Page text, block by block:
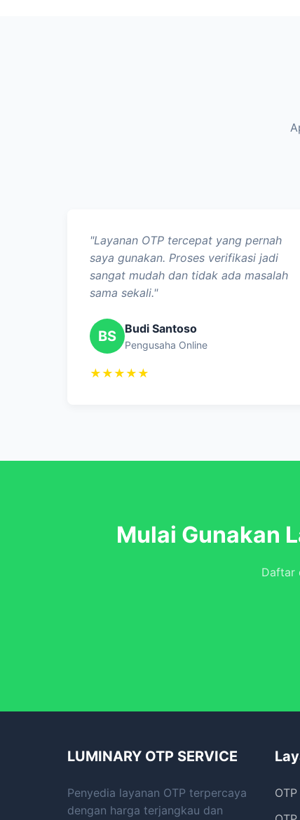
"Layanan OTP tercepat yang pernah
saya gunakan. Proses verifikasi jadi
sangat mudah dan tidak ada masalah
sama sekali."
BS Budi Santoso
Pengusaha Online
★★★★★
Mulai Gunakan
Daftar
LUMINARY OTP SERVICE
Penyedia layanan OTP terpercaya
dengan harga terjangkau dan